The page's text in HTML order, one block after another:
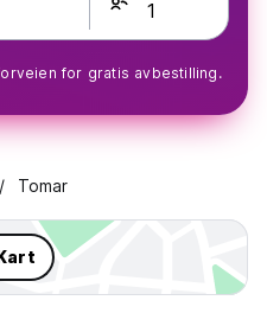
for gratis avbestilling.
Tomar